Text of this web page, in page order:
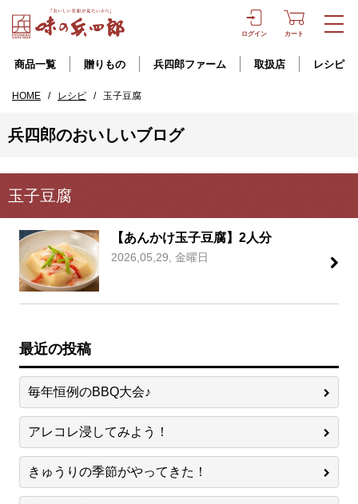
ログイン カート
商品一覧 贈りもの 兵四郎ファーム 取扱店 レシピ
HOME / レシピ / 玉子豆腐
兵四郎のおいしいブログ
玉子豆腐
【あんかけ玉子豆腐】2人分
2026,05,29, 金曜日
最近の投稿
毎年恒例のBBQ大会♪
アレコレ浸してみよう！
きゅうりの季節がやってきた！